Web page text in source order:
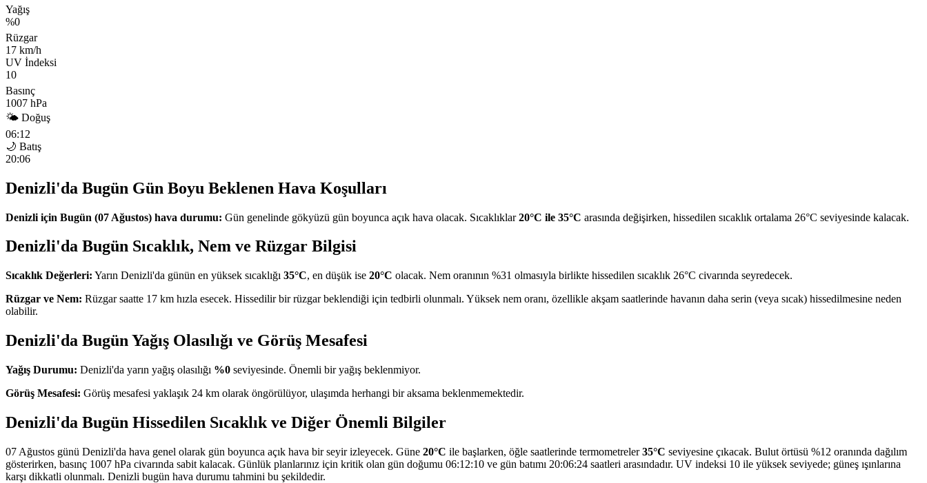
Yağış
%0
Rüzgar
17 km/h
UV İndeksi
10
Basınç
1007 hPa
🌤 Doğuş
06:12
🌙 Batış
20:06
Denizli'da Bugün Gün Boyu Beklenen Hava Koşulları
Denizli için Bugün (07 Ağustos) hava durumu: Gün genelinde gökyüzü gün boyunca açık hava olacak. Sıcaklıklar20°C ile 35°C arasında değişirken, hissedilen sıcaklık ortalama 26°C seviyesinde kalacak.
Denizli'da Bugün Sıcaklık, Nem ve Rüzgar Bilgisi
Sıcaklık Değerleri: Yarın Denizli'da günün en yüksek sıcaklığı 35°C, en düşük ise 20°C olacak. Nem oranının %31 olmasıyla birlikte hissedilen sıcaklık 26°C civarında seyredecek.
Rüzgar ve Nem: Rüzgar saatte 17 km hızla esecek. Hissedilir bir rüzgar beklendiği için tedbirli olunmalı. Yüksek nem oranı, özellikle akşam saatlerinde havanın daha serin (veya sıcak) hissedilmesine neden
olabilir.
Denizli'da Bugün Yağış Olasılığı ve Görüş Mesafesi
Yağış Durumu: Denizli'da yarın yağış olasılığı %0 seviyesinde. Önemli bir yağış beklenmiyor.
Görüş Mesafesi: Görüş mesafesi yaklaşık 24 km olarak öngörülüyor, ulaşımda herhangi bir aksama beklenmemektedir.
Denizli'da Bugün Hissedilen Sıcaklık ve Diğer Önemli Bilgiler
07 Ağustos günü Denizli'da hava genel olarak gün boyunca açık hava bir seyir izleyecek. Güne 20°C ile başlarken, öğle saatlerinde termometreler35°C seviyesine çıkacak. Bulut örtüsü %12 oranında dağılım
gösterirken, basınç 1007 hPa civarında sabit kalacak. Günlük planlarınız için kritik olan gün doğumu 06:12:10 ve gün batımı 20:06:24 saatleri arasındadır. UV indeksi 10 ile yüksek seviyede; güneş ışınlarına
karşı dikkatli olunmalı. Denizli bugün hava durumu tahmini bu şekildedir.